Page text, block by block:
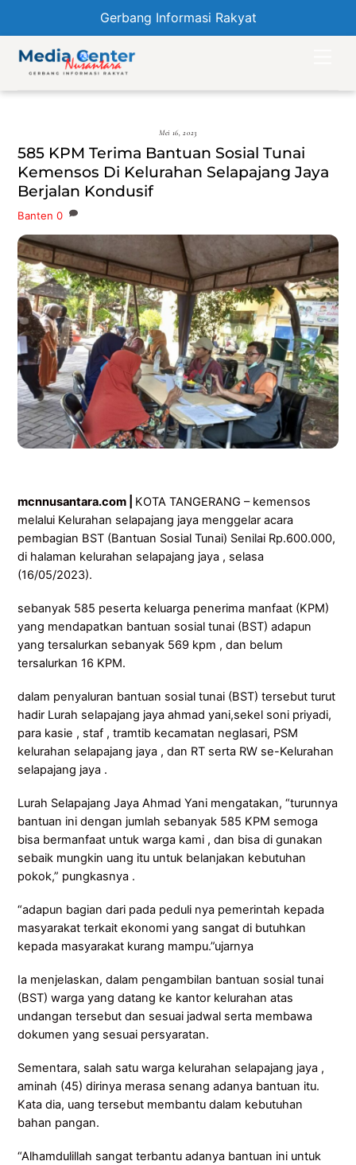
Gerbang Informasi Rakyat
content
Mei 16, 2023
585 KPM Terima Bantuan Sosial Tunai
Kemensos Di Kelurahan Selapajang Jaya
Berjalan Kondusif
Banten 0
mcnnusantara.com | KOTA TANGERANG – kemensos
melalui Kelurahan selapajang jaya menggelar acara
pembagian BST (Bantuan Sosial Tunai) Senilai Rp.600.000,
di halaman kelurahan selapajang jaya , selasa
(16/05/2023).
sebanyak 585 peserta keluarga penerima manfaat (KPM)
yang mendapatkan bantuan sosial tunai (BST) adapun
yang tersalurkan sebanyak 569 kpm , dan belum
tersalurkan 16 KPM.
dalam penyaluran bantuan sosial tunai (BST) tersebut turut
hadir Lurah selapajang jaya ahmad yani,sekel soni priyadi,
para kasie , staf , tramtib kecamatan neglasari, PSM
kelurahan selapajang jaya , dan RT serta RW se-Kelurahan
selapajang jaya .
Lurah Selapajang Jaya Ahmad Yani mengatakan, “turunnya
bantuan ini dengan jumlah sebanyak 585 KPM semoga
bisa bermanfaat untuk warga kami , dan bisa di gunakan
sebaik mungkin uang itu untuk belanjakan kebutuhan
pokok,” pungkasnya .
“adapun bagian dari pada peduli nya pemerintah kepada
masyarakat terkait ekonomi yang sangat di butuhkan
kepada masyarakat kurang mampu.”ujarnya
Ia menjelaskan, dalam pengambilan bantuan sosial tunai
(BST) warga yang datang ke kantor kelurahan atas
undangan tersebut dan sesuai jadwal serta membawa
dokumen yang sesuai persyaratan.
Sementara, salah satu warga kelurahan selapajang jaya ,
aminah (45) dirinya merasa senang adanya bantuan itu.
Kata dia, uang tersebut membantu dalam kebutuhan
bahan pangan.
“Alhamdulillah sangat terbantu adanya bantuan ini untuk